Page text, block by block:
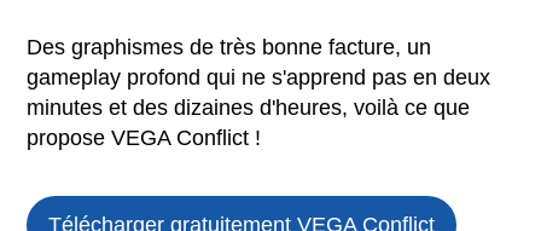
Des graphismes de très bonne facture, un
gameplay profond qui ne s'apprend pas en deux
minutes et des dizaines d'heures, voilà ce que
propose VEGA Conflict !
Télécharger gratuitement VEGA Conflict